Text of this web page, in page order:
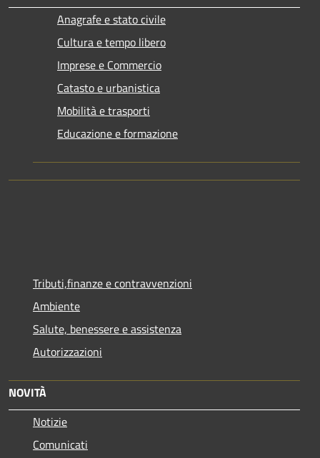
Anagrafe e stato civile
Cultura e tempo libero
Imprese e Commercio
Catasto e urbanistica
Mobilità e trasporti
Educazione e formazione
Tributi,finanze e contravvenzioni
Ambiente
Salute, benessere e assistenza
Autorizzazioni
NOVITÀ
Notizie
Comunicati